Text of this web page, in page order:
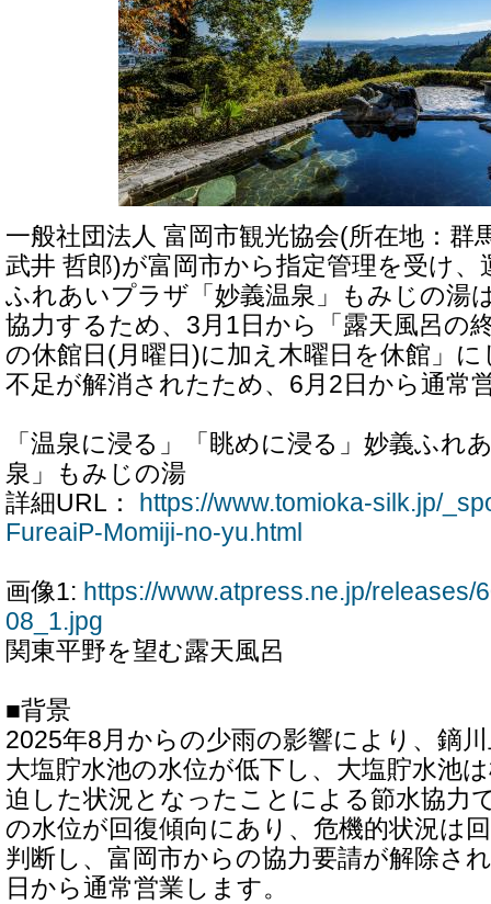
一般社団法人 富岡市観光協会(所在地：群
武井 哲郎)が富岡市から指定管理を受け
ふれあいプラザ「妙義温泉」もみじの湯
協力するため、3月1日から「露天風呂の
の休館日(月曜日)に加え木曜日を休館」
不足が解消されたため、6月2日から通常
「温泉に浸る」「眺めに浸る」妙義ふれ
泉」もみじの湯
詳細URL：
https://www.tomioka-silk.jp/
FureaiP-Momiji-no-yu.html
画像1: https://www.atpress.ne.jp/releases/
08_1.jpg
関東平野を望む露天風呂
■背景
2025年8月からの少雨の影響により、鏑
大塩貯水池の水位が低下し、大塩貯水池
迫した状況となったことによる節水協力
の水位が回復傾向にあり、危機的状況は
判断し、富岡市からの協力要請が解除さ
日から通常営業します。